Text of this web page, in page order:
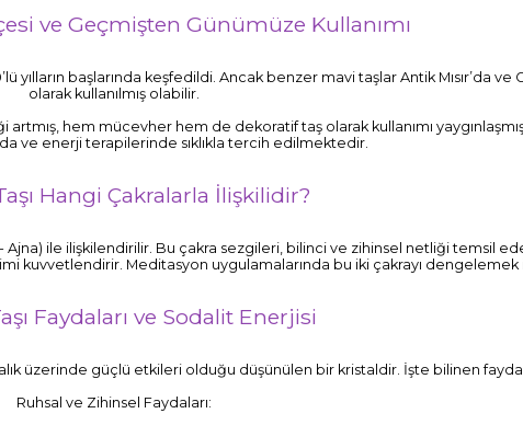
ve Geçmişten Günümüze Kullanımı
başlarında keşfedildi. Ancak benzer mavi taşlar Antik Mısır’da ve
olarak kullanılmış olabilir.
hem mücevher hem de dekoratif taş olarak kullanımı
ve enerji terapilerinde sıklıkla tercih edilmektedir.
Hangi Çakralarla İlişkilidir?
- Ajna) ile ilişkilendirilir. Bu çakra sezgileri, bilinci ve zihinsel netliği temsil
kuvvetlendirir. Meditasyon uygulamalarında bu iki çakrayı dengelemek
Faydaları ve Sodalit Enerjisi
üzerinde güçlü etkileri olduğu düşünülen bir kristaldir. İşte bilinen
Ruhsal ve Zihinsel Faydaları: